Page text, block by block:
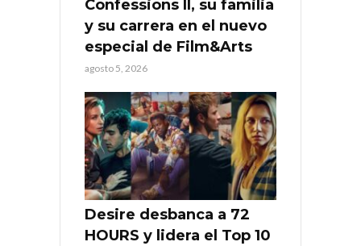
Confessions II, su familia
y su carrera en el nuevo
especial de Film&Arts
agosto 5, 2026
Desire desbanca a 72
HOURS y lidera el Top 10